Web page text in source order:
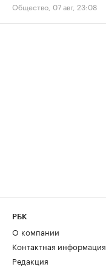
Общество, 07 авг, 23:08
РБК
О компании
Контактная информация
Редакция